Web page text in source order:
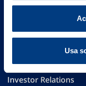
Usa
Part. IVA 01329510158
FAQ
Investor Relations